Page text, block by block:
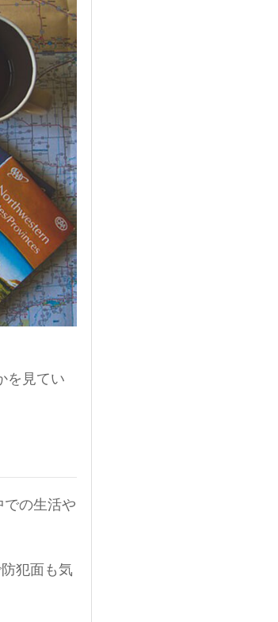
を見てい
の生活や
犯面も気